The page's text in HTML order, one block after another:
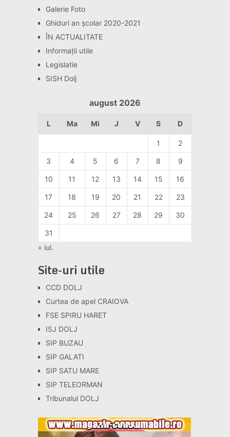
Galerie Foto
Ghiduri an școlar 2020-2021
ÎN ACTUALITATE
Informaţii utile
Legislatie
SISH Dolj
august 2026
L Ma Mi J V S D
1 2
3 4 5 6 7 8 9
10 11 12 13 14 15 16
17 18 19 20 21 22 23
24 25 26 27 28 29 30
31
« iul.
Site-uri utile
CCD DOLJ
Curtea de apel CRAIOVA
FSE SPIRU HARET
ISJ DOLJ
SIP BUZAU
SIP GALATI
SIP SATU MARE
SIP TELEORMAN
Tribunalul DOLJ